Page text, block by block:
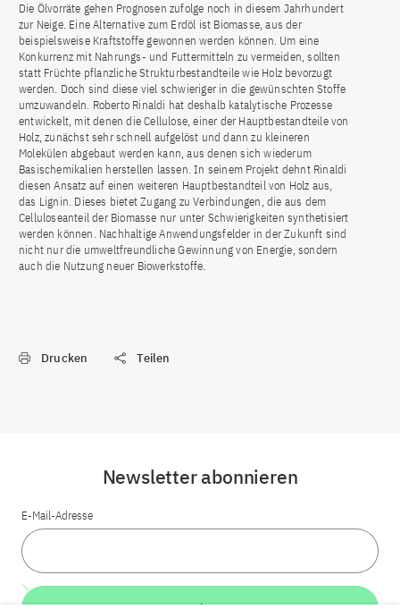
Die Ölvorräte gehen Prognosen zufolge noch in diesem Jahrhundert
zur Neige. Eine Alternative zum Erdöl ist Biomasse, aus der
beispielsweise Kraftstoffe gewonnen werden können. Um eine
Konkurrenz mit Nahrungs- und Futtermitteln zu vermeiden, sollten
statt Früchte pflanzliche Strukturbestandteile wie Holz bevorzugt
werden. Doch sind diese viel schwieriger in die gewünschten Stoffe
umzuwandeln. Roberto Rinaldi hat deshalb katalytische Prozesse
entwickelt, mit denen die Cellulose, einer der Hauptbestandteile von
Holz, zunächst sehr schnell aufgelöst und dann zu kleineren
Molekülen abgebaut werden kann, aus denen sich wiederum
Basischemikalien herstellen lassen. In seinem Projekt dehnt Rinaldi
diesen Ansatz auf einen weiteren Hauptbestandteil von Holz aus,
das Lignin. Dieses bietet Zugang zu Verbindungen, die aus dem
Celluloseanteil der Biomasse nur unter Schwierigkeiten synthetisiert
werden können. Nachhaltige Anwendungsfelder in der Zukunft sind
nicht nur die umweltfreundliche Gewinnung von Energie, sondern
auch die Nutzung neuer Biowerkstoffe.
Drucken Teilen
Newsletter abonnieren
E-Mail-Adresse